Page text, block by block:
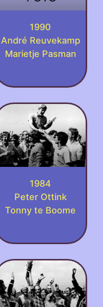
1990
André Reuvekamp
Marietje Pasman
1984
Peter Ottink
Tonny te Boome